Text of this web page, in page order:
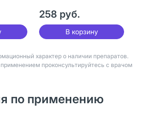
258 руб.
В корзину
характер о наличии препаратов.
проконсультируйтесь с врачом
по применению